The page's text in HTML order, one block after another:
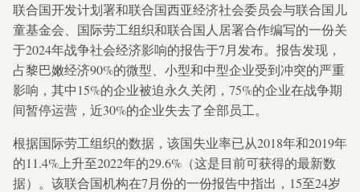
联合国开发计划署和联合国西亚经济社会委员会与联合国儿
童基金会、国际劳工组织和联合国人居署合作编写的一份关
于2024年战争社会经济影响的报告于7月发布。报告发现，
占黎巴嫩经济90%的微型、小型和中型企业受到冲突的严重
影响，其中15%的企业被迫永久关闭，75%的企业在战争期
间暂停运营，近30%的企业失去了全部员工。
根据国际劳工组织的数据，该国失业率已从2018年和2019年
的11.4%上升至2022年的29.6%（这是目前可获得的最新数
据）。该联合国机构在7月份的一份报告中指出，15至24岁